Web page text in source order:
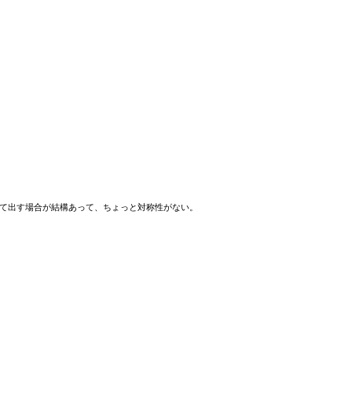
す場合が結構あって、ちょっと対称性がない。